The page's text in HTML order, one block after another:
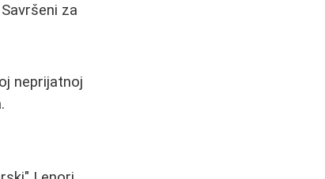
za
neprijatnoj